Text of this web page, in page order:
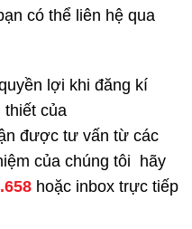
có thể liên hệ qua
lợi khi đăng kí
thiết của
được tư vấn từ các
của chúng tôi hãy
hoặc inbox trực tiếp